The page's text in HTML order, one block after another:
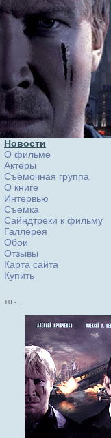
Новости
О фильме
Актеры
Съёмочная группа
О книге
Интервью
Cъемка
Сайндтреки к фильму
Галлерея
Обои
Отзывы
Карта сайта
Купить
10 -